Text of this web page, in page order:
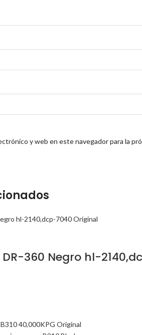
y web en este navegador para la
360 Negro hl-